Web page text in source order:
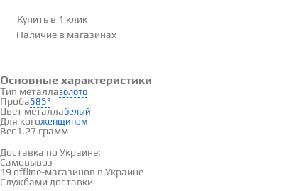
Купить в 1 клик
Наличие в магазинах
Основные характеристики
Тип металлазолото
Проба585°
Цвет металлабелый
Для когоженщинам
Вес1.27 грамм
Доставка и оплата
Доставка по Украине:
Самовывоз
19 offline-магазинов в Украине
Службами доставки